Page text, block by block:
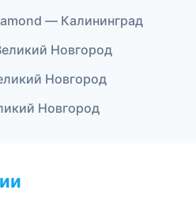
— Калининград
Новгород
Новгород
Новгород